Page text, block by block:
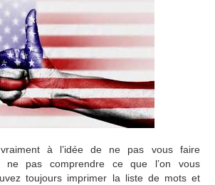
à l’idée de ne pas vous faire
ne pas comprendre ce que l’on vous
toujours imprimer la liste de mots et